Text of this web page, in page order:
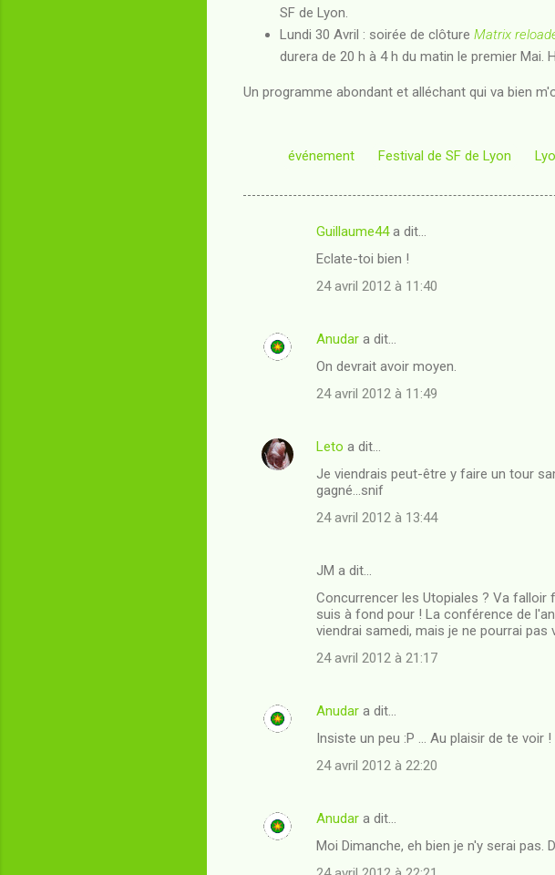
SF de Lyon.
Lundi 30 Avril : soirée de clôtureMatrix
durera de 20 h à 4 h du matin le premier Mai.
Un programme abondant et alléchant qui va bien
événement Festival de SF de Lyon
e
i
r
Guillaume44a dit…
Eclate-toi bien !
24 avril 2012 à 11:40
Anudar a dit…
On devrait avoir moyen.
24 avril 2012 à 11:49
Leto a dit…
Je viendrais peut-être y faire un tour
gagné...snif
24 avril 2012 à 13:44
JM a dit…
Concurrencer les Utopiales ? Va falloir
suis à fond pour ! La conférence de
viendrai samedi, mais je ne pourrai pas
24 avril 2012 à 21:17
Anudar a dit…
Insiste un peu :P ... Au plaisir de te voir !
24 avril 2012 à 22:20
Anudar a dit…
Moi Dimanche, eh bien je n'y serai pas.